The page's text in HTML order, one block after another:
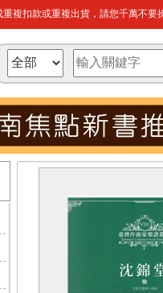
複扣款或重複出貨，請您千萬不要